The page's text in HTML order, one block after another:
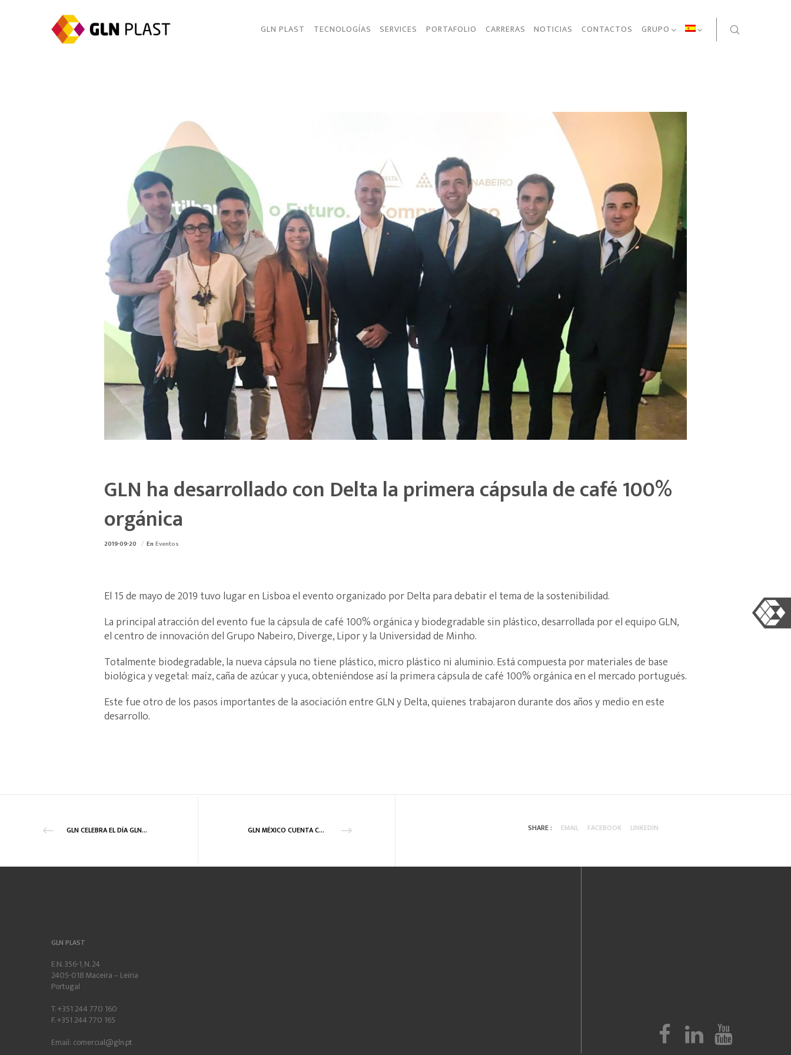
GLN PLAST TECNOLOGÍAS SERVICES PORTAFOLIO CARRERAS NOTICIAS CONTACTOS GRUPO
GLN ha desarrollado con Delta la primera cápsula de café 100%
orgánica
2019-09-20 En Eventos
El 15 de mayo de 2019 tuvo lugar en Lisboa el evento organizado por Delta para debatir el tema de la sostenibilidad.
La principal atracción del evento fue la cápsula de café 100% orgánica y biodegradable sin plástico, desarrollada por el equipo GLN,
el centro de innovación del Grupo Nabeiro, Diverge, Lipor y la Universidad de Minho.
Totalmente biodegradable, la nueva cápsula no tiene plástico, micro plástico ni aluminio. Está compuesta por materiales de base
biológica y vegetal: maíz, caña de azúcar y yuca, obteniéndose así la primera cápsula de café 100% orgánica en el mercado portugués.
Este fue otro de los pasos importantes de la asociación entre GLN y Delta, quienes trabajaron durante dos años y medio en este
desarrollo.
GLN CELEBRA EL DÍA GLN 2018 GLN MÉXICO CUENTA CON LA CERTIFICACIÓN IATF 16949: 2016 SHARE : EMAIL FACEBOOK LINKEDIN
GLN PLAST
E.N. 356-1, N. 24
2405-018 Maceira – Leiria
Portugal
T. +351 244 770 160
F. +351 244 770 165
Email: comercial@gln.pt